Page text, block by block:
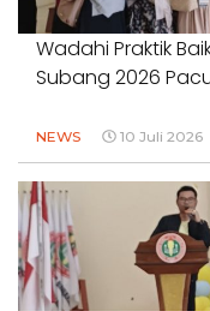
Wadahi Praktik
Subang 2026
NEWS 10 Juli 2026